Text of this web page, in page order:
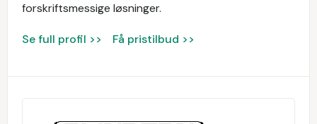
forskriftsmessige løsninger.
Se full profil >> Få pristilbud >>